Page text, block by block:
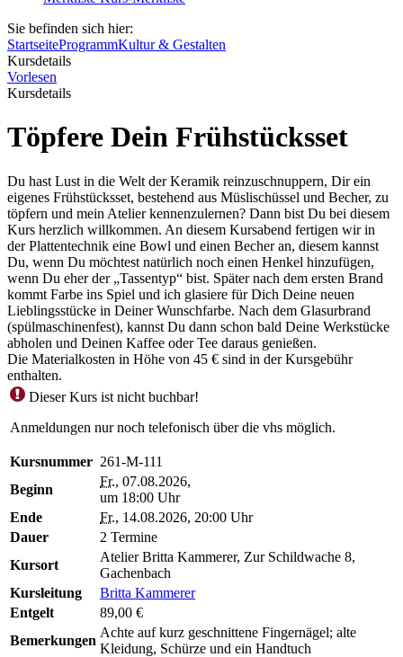
Sie befinden sich hier:
StartseiteProgrammKultur & Gestalten
Kursdetails
Vorlesen
Kursdetails
Töpfere Dein Frühstücksset
Du hast Lust in die Welt der Keramik reinzuschnuppern, Dir ein
eigenes Frühstücksset, bestehend aus Müslischüssel und Becher, zu
töpfern und mein Atelier kennenzulernen? Dann bist Du bei diesem
Kurs herzlich willkommen. An diesem Kursabend fertigen wir in
der Plattentechnik eine Bowl und einen Becher an, diesem kannst
Du, wenn Du möchtest natürlich noch einen Henkel hinzufügen,
wenn Du eher der „Tassentyp“ bist. Später nach dem ersten Brand
kommt Farbe ins Spiel und ich glasiere für Dich Deine neuen
Lieblingsstücke in Deiner Wunschfarbe. Nach dem Glasurbrand
(spülmaschinenfest), kannst Du dann schon bald Deine Werkstücke
abholen und Deinen Kaffee oder Tee daraus genießen.
Die Materialkosten in Höhe von 45 € sind in der Kursgebühr
enthalten.
Dieser Kurs ist nicht buchbar!
Anmeldungen nur noch telefonisch über die vhs möglich.
Kursnummer 261-M-111
Beginn
Fr., 07.08.2026,
um 18:00 Uhr
Ende
Fr., 14.08.2026, 20:00 Uhr
Dauer
2 Termine
Kursort
Atelier Britta Kammerer, Zur Schildwache 8,
Gachenbach
Kursleitung
Britta Kammerer
Entgelt
89,00 €
Bemerkungen
Achte auf kurz geschnittene Fingernägel; alte
Kleidung, Schürze und ein Handtuch